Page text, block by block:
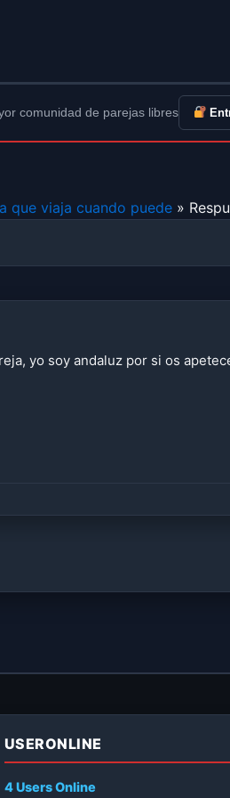
comunidad de parejas libres
que viaja cuando puede »
yo soy andaluz por si os
USERONLINE
4 UsersOnline